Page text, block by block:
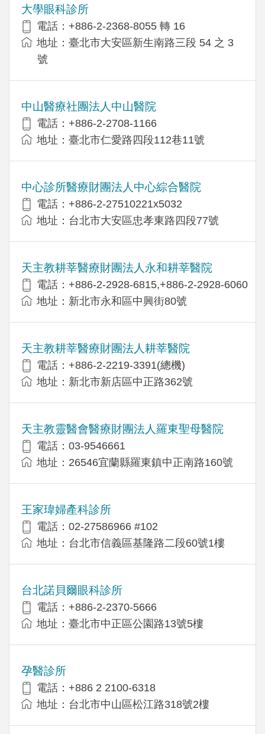
大學眼科診所
電話：+886-2-2368-8055 轉 16
地址：臺北市大安區新生南路三段 54 之 3
號
中山醫療社團法人中山醫院
電話：+886-2-2708-1166
地址：臺北市仁愛路四段112巷11號
中心診所醫療財團法人中心綜合醫院
電話：+886-2-27510221x5032
地址：台北市大安區忠孝東路四段77號
天主教耕莘醫療財團法人永和耕莘醫院
電話：+886-2-2928-6815,+886-2-2928-6060
地址：新北市永和區中興街80號
天主教耕莘醫療財團法人耕莘醫院
電話：+886-2-2219-3391(總機)
地址：新北市新店區中正路362號
天主教靈醫會醫療財團法人羅東聖母醫院
電話：03-9546661
地址：26546宜蘭縣羅東鎮中正南路160號
王家瑋婦產科診所
電話：02-27586966 #102
地址：台北市信義區基隆路二段60號1樓
台北諾貝爾眼科診所
電話：+886-2-2370-5666
地址：臺北市中正區公園路13號5樓
孕醫診所
電話：+886 2 2100-6318
地址：台北市中山區松江路318號2樓